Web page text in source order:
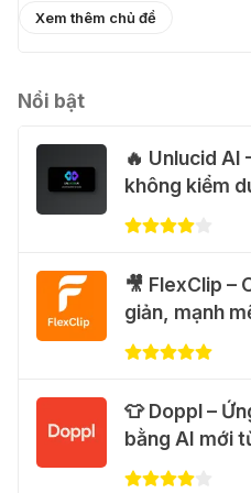
💃 Tạo video
Flow Motion
31 Thg 07 2026
🐈 Nhận
hình ảnh mỗi
31 Thg 07 2026
🎁 Hướng dẫn
tháng miễn
Xem thêm chủ đề
Nổi bật
🔥 Unlucid AI
không kiểm
🎥 FlexClip –
giản, mạnh
👕 Doppl –
bằng AI mới